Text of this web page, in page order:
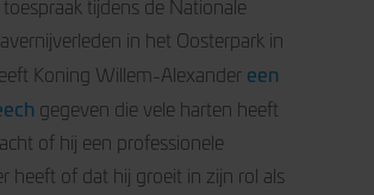
toespraak tijdens de Nationale
in het Oosterpark in
Koning Willem-Alexander een
gegeven die vele harten heeft
of hij een professionele
heeft of dat hij groeit in zijn rol als